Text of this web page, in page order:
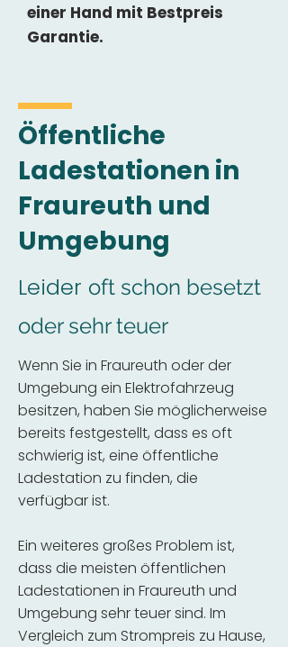
einer Hand mit Bestpreis
Garantie.
Öffentliche
Ladestationen in
Fraureuth und
Umgebung
Leider oft schon besetzt
oder sehr teuer
Wenn Sie in Fraureuth oder der
Umgebung ein Elektrofahrzeug
besitzen, haben Sie möglicherweise
bereits festgestellt, dass es oft
schwierig ist, eine öffentliche
Ladestation zu finden, die
verfügbar ist.
Ein weiteres großes Problem ist,
dass die meisten öffentlichen
Ladestationen in Fraureuth und
Umgebung sehr teuer sind. Im
Vergleich zum Strompreis zu Hause,